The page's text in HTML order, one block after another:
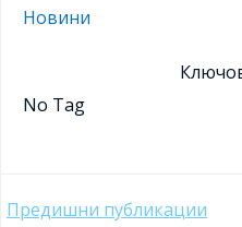
Новини
No Tag
Предишни публикации